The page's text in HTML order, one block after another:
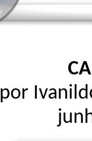
por